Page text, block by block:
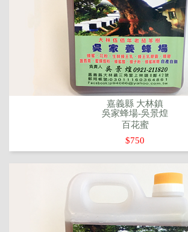
嘉義縣 大林鎮
吳家蜂場-吳景煌
百花蜜
$750